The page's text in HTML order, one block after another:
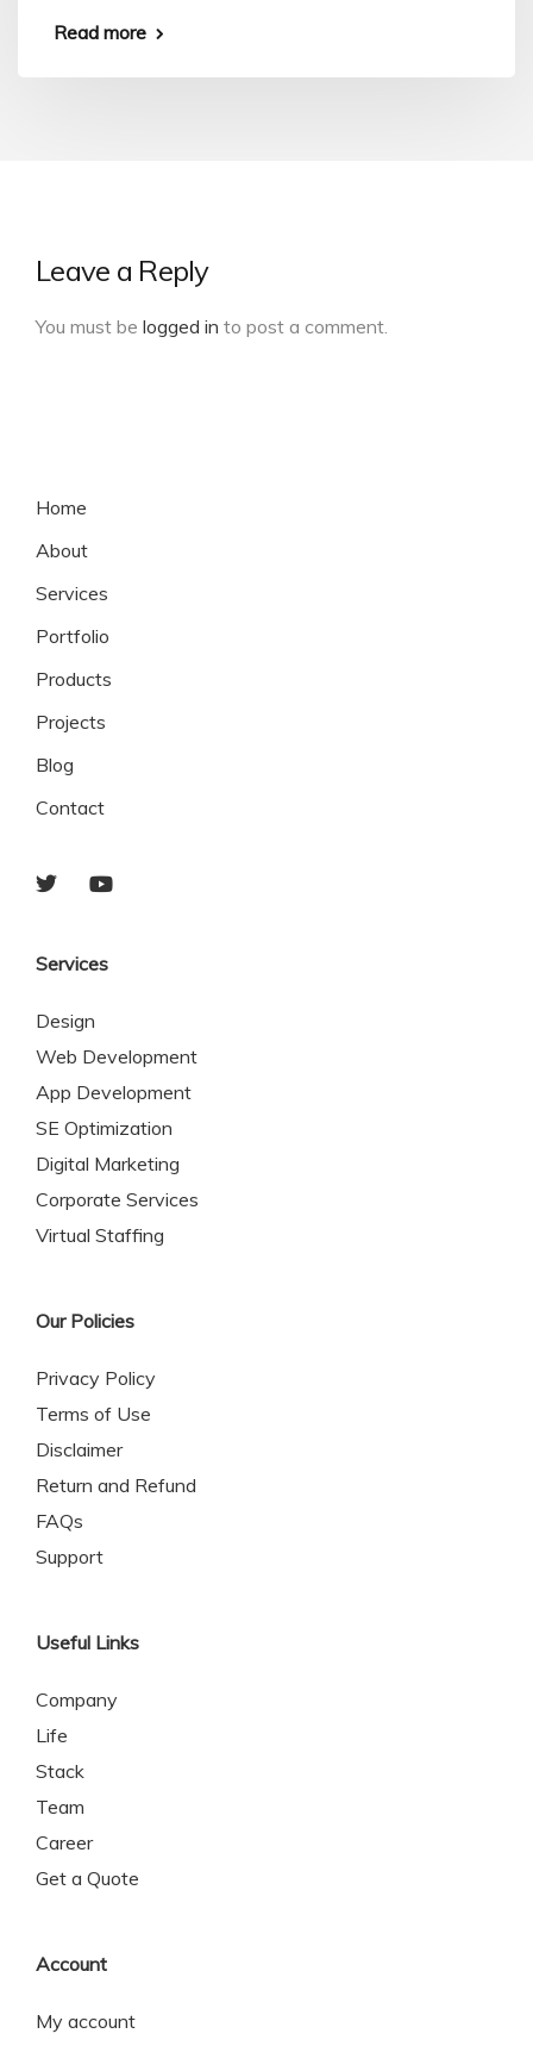
Read more
Leave a Reply
You must be logged in to post a comment.
Home
About
Services
Portfolio
Products
Projects
Blog
Contact
Services
Design
Web Development
App Development
SE Optimization
Digital Marketing
Corporate Services
Virtual Staffing
Our Policies
Privacy Policy
Terms of Use
Disclaimer
Return and Refund
FAQs
Support
Useful Links
Company
Life
Stack
Team
Career
Get a Quote
Account
My account